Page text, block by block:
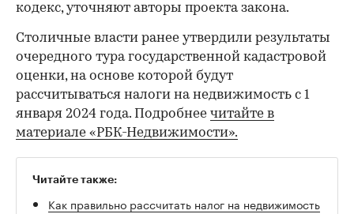
кодекс, уточняют авторы проекта закона.
Столичные власти ранее утвердили результаты
очередного тура государственной кадастровой
оценки, на основе которой будут
рассчитываться налоги на недвижимость с 1
января 2024 года. Подробнее читайте в
материале «РБК-Недвижимости».
Читайте также:
Как правильно рассчитать налог на недвижимость